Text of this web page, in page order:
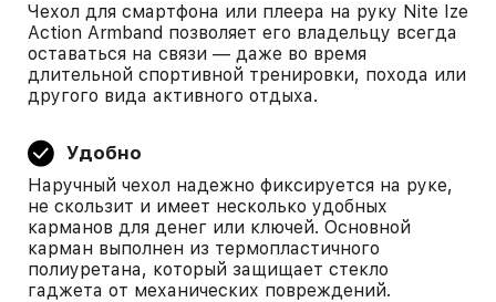
Чехол для смартфона или плеера на руку Nite Ize
Action Armband позволяет его владельцу всегда
оставаться на связи — даже во время
длительной спортивной тренировки, похода или
другого вида активного отдыха.
Удобно
Наручный чехол надежно фиксируется на руке,
не скользит и имеет несколько удобных
карманов для денег или ключей. Основной
карман выполнен из термопластичного
полиуретана, который защищает стекло
гаджета от механических повреждений.